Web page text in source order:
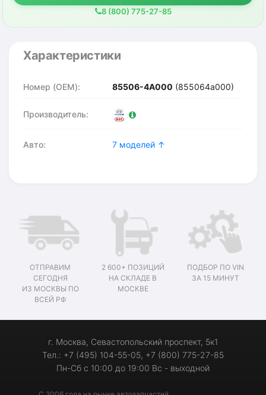
8 (800) 775-27-85
Характеристики
Номер (OEM): 85506-4A000 (855064a000)
Производитель:
Авто: 7 моделей ↑
ОТПРАВИМ
СЕГОДНЯ
ИЗ МОСКВЫ ПО
ВСЕЙ РФ
2 600+ ПОЗИЦИЙ
НА СКЛАДЕ В
МОСКВЕ
ПОДБОР ПО VIN
ЗА 15 МИНУТ
г. Москва, Севастопольский проспект, 5к1
Тел.: +7 (495) 104-55-05, +7 (800) 775-27-85
Пн-Сб с 10:00 до 19:00 Вс - выходной